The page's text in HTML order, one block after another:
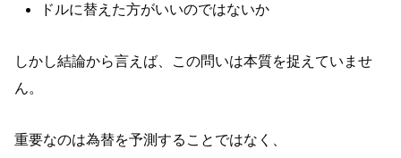
ドルに替えた方がいいのではないか
しかし結論から言えば、この問いは本質を捉えていませ
ん。
重要なのは為替を予測することではなく、